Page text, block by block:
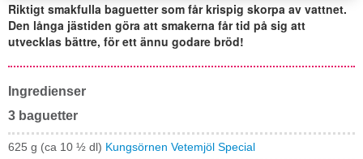
Riktigt smakfulla baguetter som får krispig skorpa av vattnet.
Den långa jästiden göra att smakerna får tid på sig att
utvecklas bättre, för ett ännu godare bröd!
Ingredienser
3 baguetter
625 g (ca 10 ½ dl) Kungsörnen Vetemjöl Special